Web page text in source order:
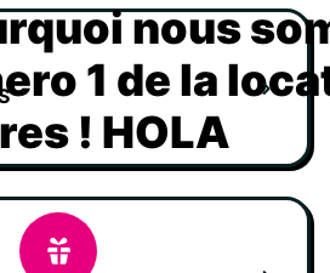
nous
1 de la
! HOLA